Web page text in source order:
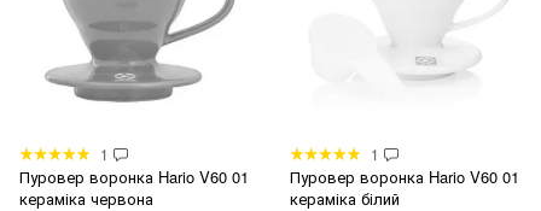
1
Пуровер воронка Hario V60 01
кераміка червона
1
Пуровер воронка Hario V60 01
кераміка білий